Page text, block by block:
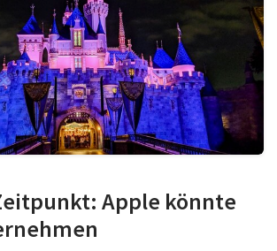
Apple könnte